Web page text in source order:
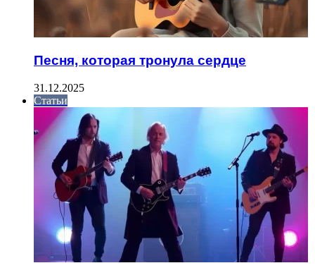
Песня, которая тронула сердце
31.12.2025
Статьи